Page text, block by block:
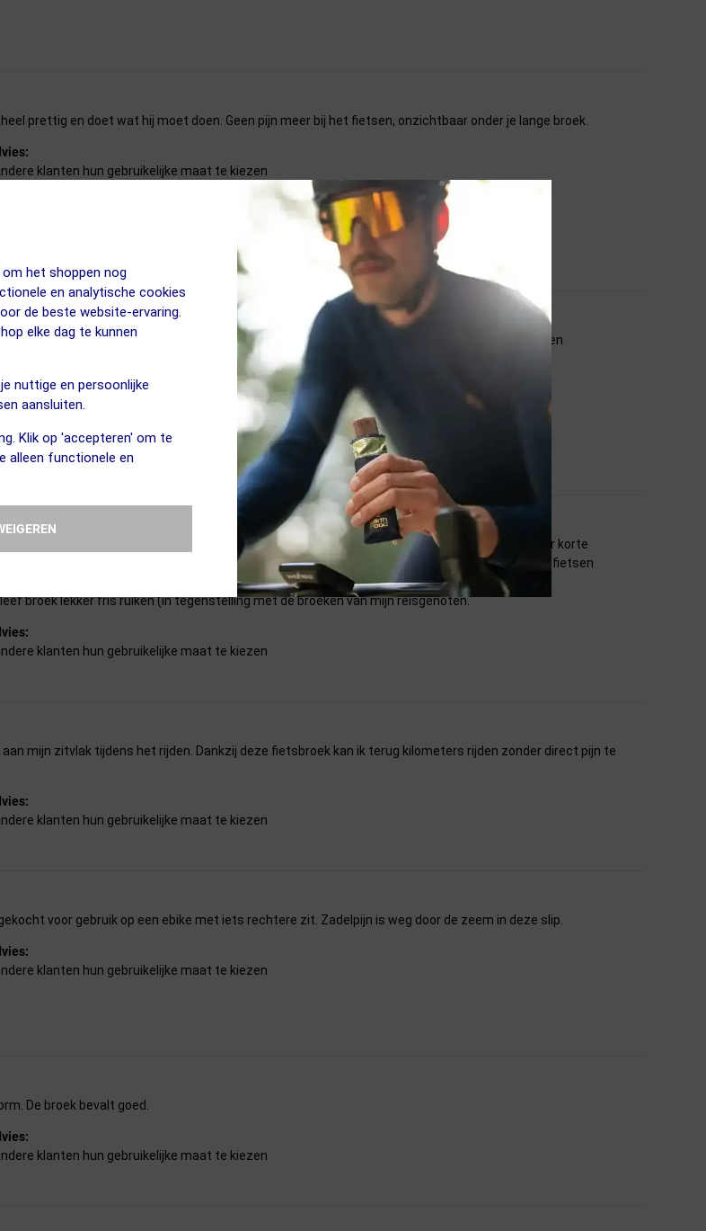
het shoppen nog
en analytische cookies
de beste website-ervaring.
elke dag te kunnen
nuttige en persoonlijke
aansluiten.
Klik op 'accepteren' om te
alleen functionele en
prettig en doet wat hij moet doen. Geen pijn meer bij het fietsen, onzichtbaar onder je lange broek.
klanten hun gebruikelijke maat te kiezen
fietsen zonder enige pijn aan mijn zitvlak. Zeer comfortabele pasvorm. Gekocht voor een
het midden houdt tussen rechtop en sportief.
klanten hun gebruikelijke maat te kiezen
in Toscane heb ik deze fietsonderbroek gekocht. Zit erg lekker, geen zadelpijn en zowel onder korte
niet zichtbaar en ook aangenaam als we een stukje gingen lopen/ stad bezoeken tussen het fietsen
broek lekker fris ruiken (in tegenstelling met de broeken van mijn reisgenoten.
klanten hun gebruikelijke maat te kiezen
aan mijn zitvlak tijdens het rijden. Dankzij deze fietsbroek kan ik terug kilometers rijden zonder direct pijn te
klanten hun gebruikelijke maat te kiezen
voor gebruik op een ebike met iets rechtere zit. Zadelpijn is weg door de zeem in deze slip.
klanten hun gebruikelijke maat te kiezen
De broek bevalt goed.
klanten hun gebruikelijke maat te kiezen